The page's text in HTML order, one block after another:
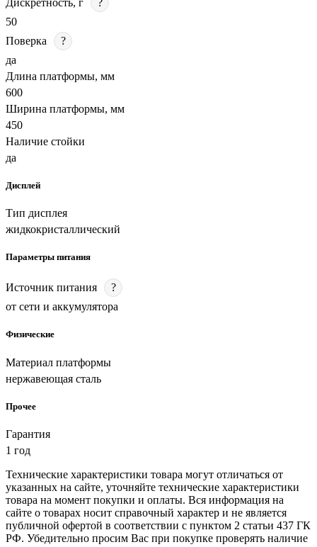
50
Поверка
?
да
Длина платформы, мм
600
Ширина платформы, мм
450
Наличие стойки
да
Дисплей
Тип дисплея
жидкокристаллический
Параметры питания
Источник питания
?
от сети и аккумулятора
Физические
Материал платформы
нержавеющая сталь
Прочее
Гарантия
1 год
Технические характеристики товара могут отличаться от
указанных на сайте, уточняйте технические характеристики
товара на момент покупки и оплаты. Вся информация на
сайте о товарах носит справочный характер и не является
публичной офертой в соответствии с пунктом 2 статьи 437 ГК
РФ. Убедительно просим Вас при покупке проверять наличие